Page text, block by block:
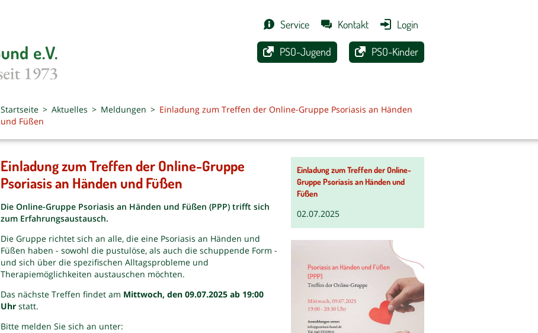
Service Kontakt Login
PSO-Jugend PSO-Kinder
Startseite Aktuelles Meldungen
Einladung zum Treffen der Online-Gruppe Psoriasis an Händen
und Füßen
Einladung zum Treffen der Online-
Gruppe Psoriasis an Händen und
Füßen
02.07.2025
Einladung zum Treffen der Online-Gruppe
Psoriasis an Händen und Füßen
Die Online-Gruppe Psoriasis an Händen und Füßen (PPP) trifft sich
zum Erfahrungsaustausch.
Die Gruppe richtet sich an alle, die eine Psoriasis an Händen und
Füßen haben - sowohl die pustulöse, als auch die schuppende Form -
und sich über die spezifischen Alltagsprobleme und
Therapiemöglichkeiten austauschen möchten.
Das nächste Treffen findet am Mittwoch, den 09.07.2025 ab 19:00
Uhr statt.
Bitte melden Sie sich an unter: